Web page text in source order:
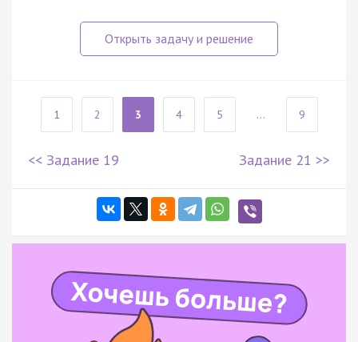
1 2 3 4 5 ... 9
<< Задание 19 Задание 21 >>